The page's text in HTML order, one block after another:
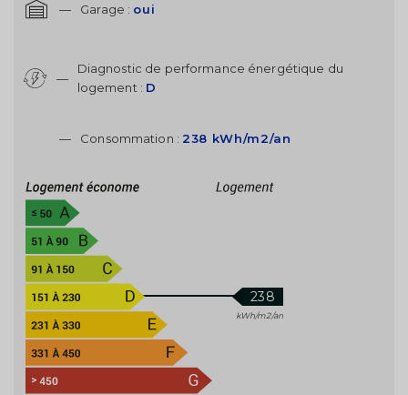
— Garage : oui
—
Diagnostic de performance énergétique du
logement : D
— Consommation : 238 kWh/m2/an
238
kWh/m2/an